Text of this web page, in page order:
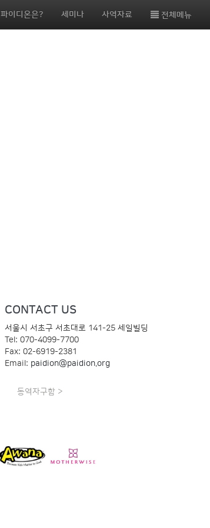
파이디온은? 세미나 사역자료 전체메뉴
CONTACT US
서울시 서초구 서초대로 141-25 세일빌딩
Tel: 070-4099-7700
Fax: 02-6919-2381
Email: paidion@paidion.org
동역자구함 >